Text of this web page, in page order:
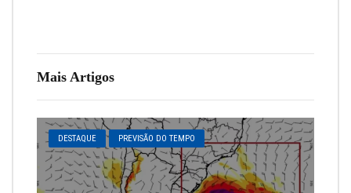
Mais Artigos
DESTAQUE PREVISÃO DO TEMPO